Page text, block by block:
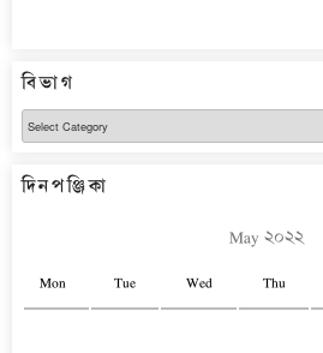
বিভাগ
বিভাগ
দিনপঞ্জিকা
May ২০২২
Mon Tue Wed Thu